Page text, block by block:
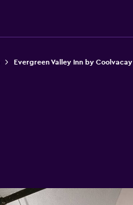
Evergreen Valley Inn by Coolvacay